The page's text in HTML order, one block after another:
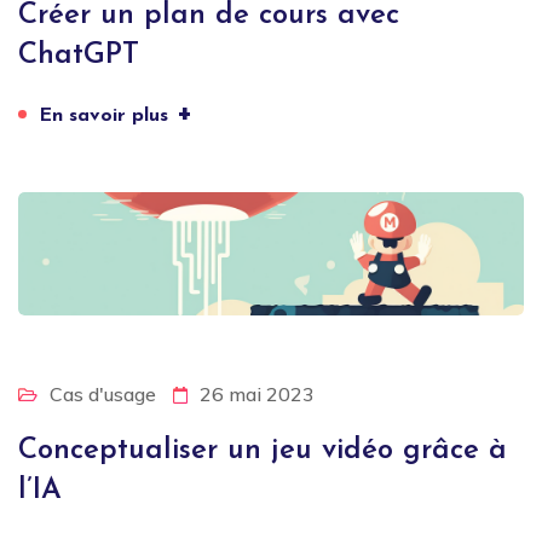
Créer un plan de cours avec
ChatGPT
En savoir plus +
Cas d'usage 26 mai 2023
Conceptualiser un jeu vidéo grâce à
l’IA